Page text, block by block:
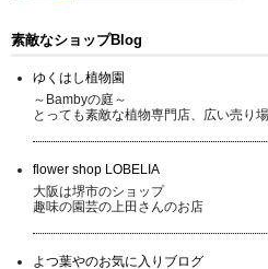
素敵なショップBlog
ゆくはし植物園
～Bambyの庭～
とっても素敵な植物専門店、広い売り
flower shop LOBELIA
大阪は堺市のショップ
趣味の園芸の上田さんのお店
よつ葉やのお気に入りブログ